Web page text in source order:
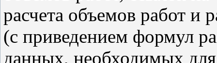
расчета объемов работ и
(с приведением формул
данных, необходимых